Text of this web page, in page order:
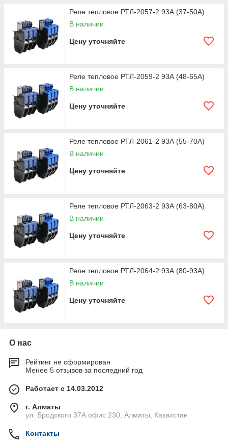
Реле тепловое РТЛ-2057-2 93А (37-50А)
В наличии
Цену уточняйте
Реле тепловое РТЛ-2059-2 93А (48-65А)
В наличии
Цену уточняйте
Реле тепловое РТЛ-2061-2 93А (55-70А)
В наличии
Цену уточняйте
Реле тепловое РТЛ-2063-2 93А (63-80А)
В наличии
Цену уточняйте
Реле тепловое РТЛ-2064-2 93А (80-93А)
В наличии
Цену уточняйте
О нас
Рейтинг не сформирован
Менее 5 отзывов за последний год
Работает с 14.03.2012
г. Алматы
ул. Бродского 37А офис 230, Алматы, Казахстан
Контакты